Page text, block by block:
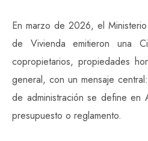
En marzo de 2026, el
de Vivienda emitieron una
copropietarios, propiedades
general, con un mensaje
de administración se define en
presupuesto o reglamento.